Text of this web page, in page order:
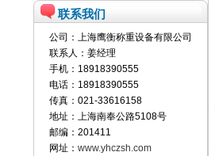
联系我们
公司：上海鹰衡称重设备有限公司
联系人：姜经理
手机：18918390555
电话：18918390555
传真：021-33616158
地址：上海南奉公路5108号
邮编：201411
网址： www.yhczsh.com